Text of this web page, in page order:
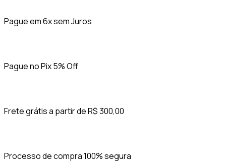
Pague em 6x sem Juros
Pague no Pix 5% Off
Frete grátis a partir de R$ 300,00
Processo de compra 100% segura